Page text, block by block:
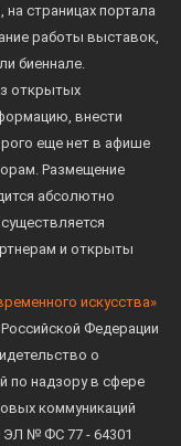
страницах портала
работы выставок,
биеннале.
открытых
внести
еще нет в афише
Размещение
абсолютно
и открыты
искусства»
Федерации
о
по надзору в сфере
коммуникаций
№ ФС 77 - 64301